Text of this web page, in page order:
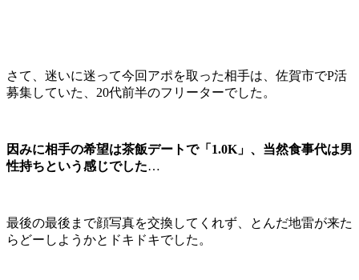
さて、迷いに迷って今回アポを取った相手は、佐賀市でP活
募集していた、20代前半のフリーターでした。
因みに相手の希望は茶飯デートで「1.0K」、当然食事代は男
性持ちという感じでした…
最後の最後まで顔写真を交換してくれず、とんだ地雷が来た
らどーしようかとドキドキでした。